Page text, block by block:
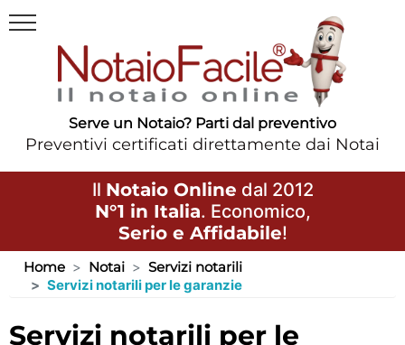
Serve un Notaio? Parti dal preventivo
Preventivi certificati direttamente dai Notai
Il Notaio Online dal 2012
N°1 in Italia. Economico,
Serio e Affidabile!
Home Notai
Servizi notarili
Servizi notarili per le garanzie
servizi notarili per le